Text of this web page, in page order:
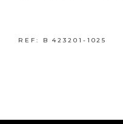
REF: B 423201-1025